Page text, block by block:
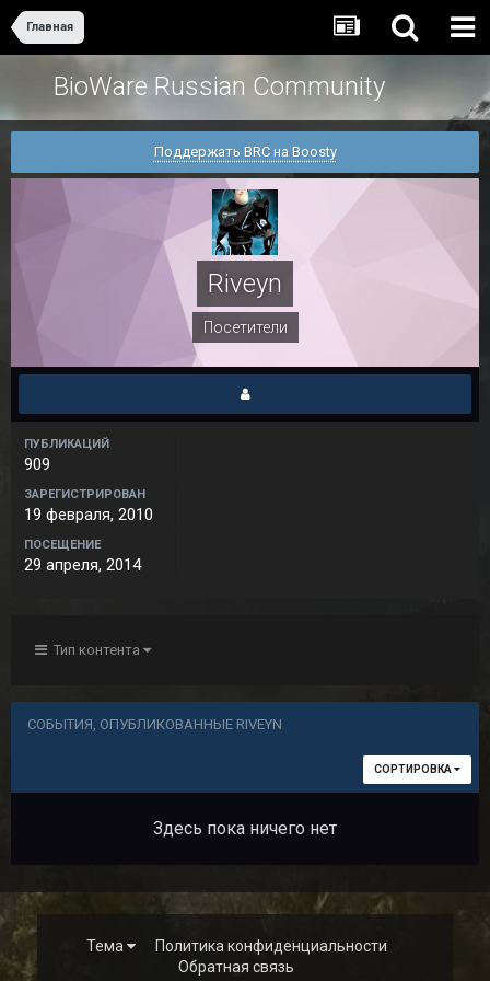
Главная
BioWare Russian Community
Поддержать BRC на Boosty
Riveyn
Посетители
ПУБЛИКАЦИЙ
909
ЗАРЕГИСТРИРОВАН
19 февраля, 2010
ПОСЕЩЕНИЕ
29 апреля, 2014
Тип контента
СОБЫТИЯ, ОПУБЛИКОВАННЫЕ RIVEYN
СОРТИРОВКА
Здесь пока ничего нет
Тема
Политика конфиденциальности
Обратная связь